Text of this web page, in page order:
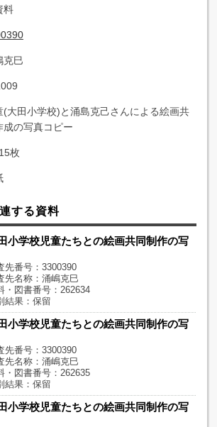
料
克巳
(大田小学校)と涌島克己さんによる絵画共
成の写真コピー
枚
する資料
小学校児童たちとの絵画共同制作の写
先番号：3300390
先名称：涌嶋克巳
・図書番号：262634
結果：保留
小学校児童たちとの絵画共同制作の写
先番号：3300390
先名称：涌嶋克巳
・図書番号：262635
結果：保留
小学校児童たちとの絵画共同制作の写